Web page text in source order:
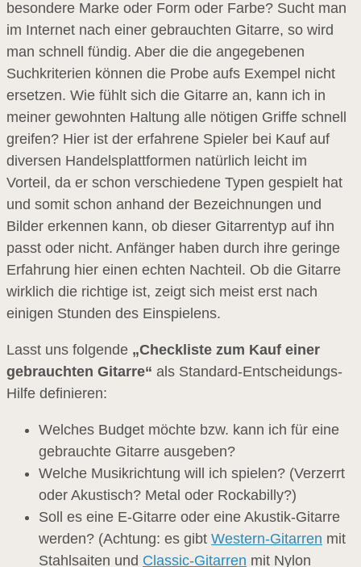
besondere Marke oder Form oder Farbe? Sucht man
im Internet nach einer gebrauchten Gitarre, so wird
man schnell fündig. Aber die die angegebenen
Suchkriterien können die Probe aufs Exempel nicht
ersetzen. Wie fühlt sich die Gitarre an, kann ich in
meiner gewohnten Haltung alle nötigen Griffe schnell
greifen? Hier ist der erfahrene Spieler bei Kauf auf
diversen Handelsplattformen natürlich leicht im
Vorteil, da er schon verschiedene Typen gespielt hat
und somit schon anhand der Bezeichnungen und
Bilder erkennen kann, ob dieser Gitarrentyp auf ihn
passt oder nicht. Anfänger haben durch ihre geringe
Erfahrung hier einen echten Nachteil. Ob die Gitarre
wirklich die richtige ist, zeigt sich meist erst nach
einigen Stunden des Einspielens.
Lasst uns folgende „Checkliste zum Kauf einer
gebrauchten Gitarre“ als Standard-Entscheidungs-
Hilfe definieren:
Welches Budget möchte bzw. kann ich für eine
gebrauchte Gitarre ausgeben?
Welche Musikrichtung will ich spielen? (Verzerrt
oder Akustisch? Metal oder Rockabilly?)
Soll es eine E-Gitarre oder eine Akustik-Gitarre
werden? (Achtung: es gibt Western-Gitarren mit
Stahlsaiten und Classic-Gitarren mit Nylon